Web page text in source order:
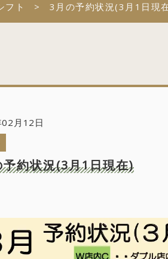
フト 3月の予約状況(3月1日現
月12日
予約状況(3月1日現在)